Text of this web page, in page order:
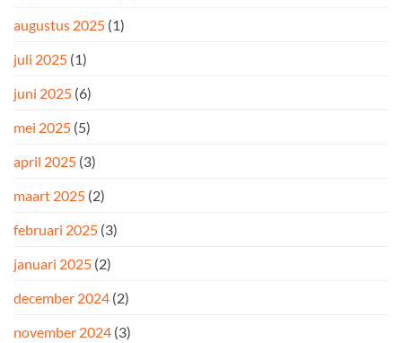
augustus 2025 (1)
juli 2025 (1)
juni 2025 (6)
mei 2025 (5)
april 2025 (3)
maart 2025 (2)
februari 2025 (3)
januari 2025 (2)
december 2024 (2)
november 2024 (3)